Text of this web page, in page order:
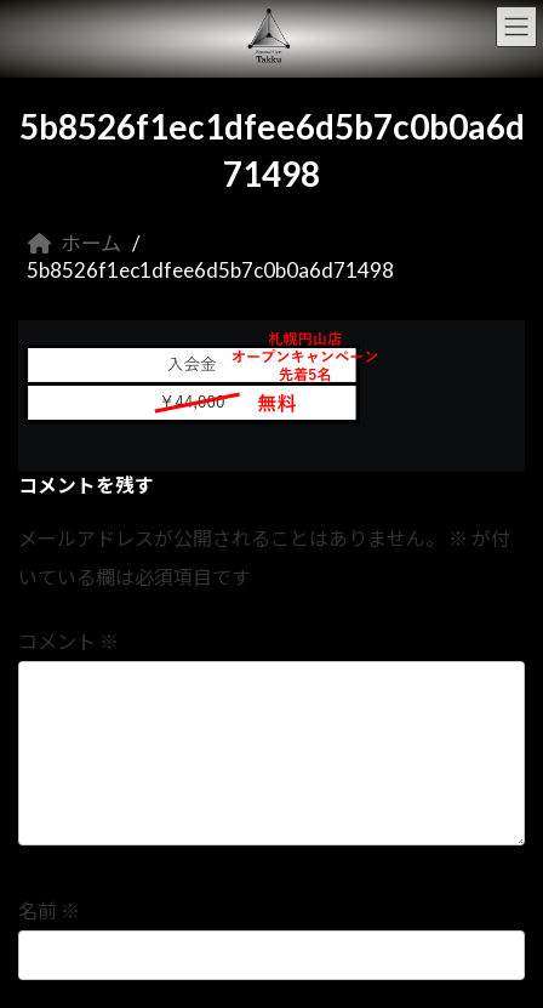
コ
テ
ナ
ゲ
5b8526f1ec1dfee6d5b7c0b0a6d
71498
ホーム
5b8526f1ec1dfee6d5b7c0b0a6d71498
コメントを残す
メールアドレスが公開されることはありません。 ※ が付
いている欄は必須項目です
コメント ※
名前 ※